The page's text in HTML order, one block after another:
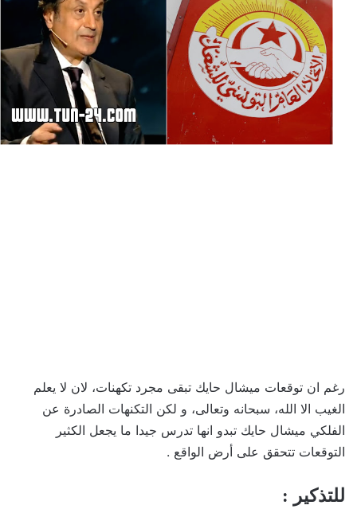
رغم ان توقعات ميشال حايك تبقى مجرد تكهنات، لان لا يعلم
الغيب الا الله، سبحانه وتعالى، و لكن التكنهات الصادرة عن
الفلكي ميشال حايك تبدو انها تدرس جيدا ما يجعل الكثير
التوقعات تتحقق على أرض الواقع .
للتذكير :